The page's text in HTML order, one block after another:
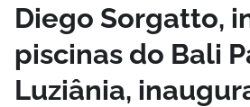
Diego Sorgatto,
piscinas do Bali
Luziânia,